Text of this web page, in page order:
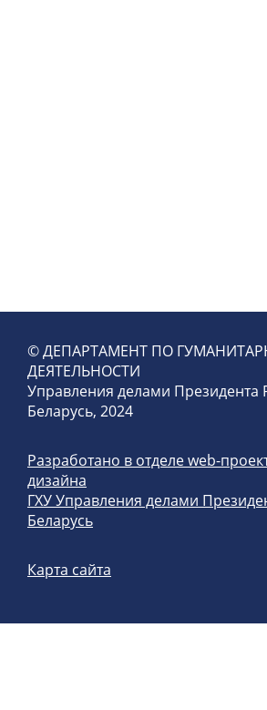
© ДЕПАРТАМЕНТ ПО
ДЕЯТЕЛЬНОСТИ
Управления делами Президента
Беларусь, 2024
Разработано в отделе web-
дизайна
ГХУ Управления делами
Беларусь
Карта сайта